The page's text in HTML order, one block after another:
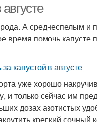
А среднеспелым
время помочь
уже хорошо
только сейчас им
дозах азотистых
крепкий